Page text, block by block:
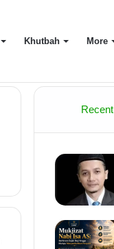
Khutbah More
Recent